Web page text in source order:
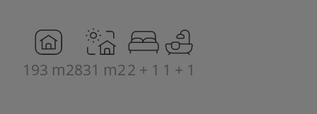
193 m2831 m22 + 1 1 + 1